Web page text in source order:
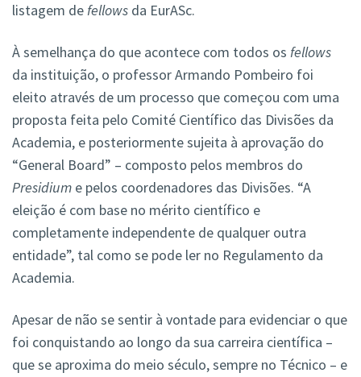
listagem de fellows da EurASc.
À semelhança do que acontece com todos os fellows
da instituição, o professor Armando Pombeiro foi
eleito através de um processo que começou com uma
proposta feita pelo Comité Científico das Divisões da
Academia, e posteriormente sujeita à aprovação do
“General Board” – composto pelos membros do
Presidium e pelos coordenadores das Divisões. “A
eleição é com base no mérito científico e
completamente independente de qualquer outra
entidade”, tal como se pode ler no Regulamento da
Academia.
Apesar de não se sentir à vontade para evidenciar o que
foi conquistando ao longo da sua carreira científica –
que se aproxima do meio século, sempre no Técnico – e